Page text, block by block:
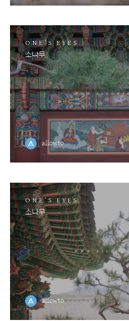
ONE'S EYES
소나무
allowto
ONE'S EYES
소나무
allowto